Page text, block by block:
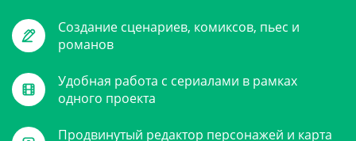
Создание сценариев, комиксов, пьес и
романов
Удобная работа с сериалами в рамках
одного проекта
Продвинутый редактор персонажей и карта